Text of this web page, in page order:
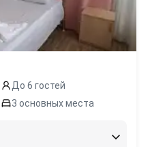
До 6 гостей
3 основных места